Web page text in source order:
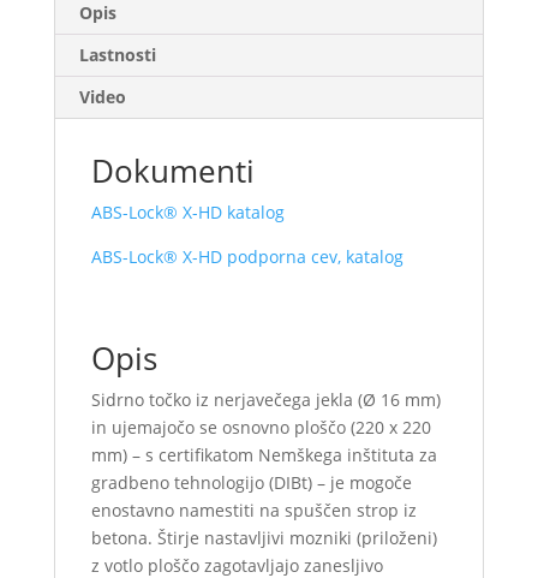
Opis
Lastnosti
Video
Dokumenti
ABS-Lock® X-HD katalog
ABS-Lock® X-HD podporna cev, katalog
Opis
Sidrno točko iz nerjavečega jekla (Ø 16 mm)
in ujemajočo se osnovno ploščo (220 x 220
mm) – s certifikatom Nemškega inštituta za
gradbeno tehnologijo (DIBt) – je mogoče
enostavno namestiti na spuščen strop iz
betona. Štirje nastavljivi mozniki (priloženi)
z votlo ploščo zagotavljajo zanesljivo